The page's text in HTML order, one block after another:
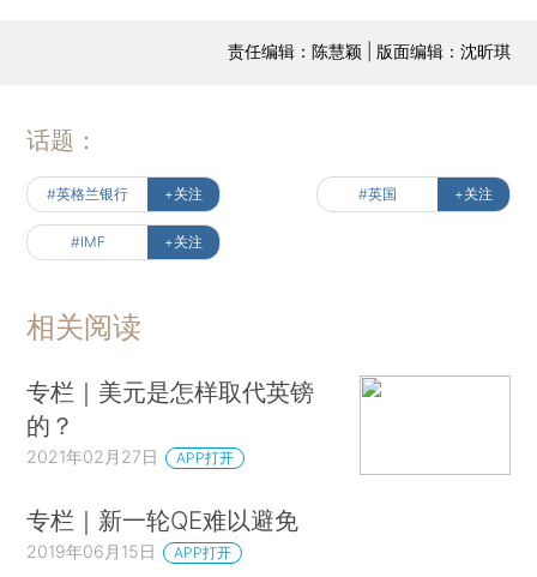
责任编辑：陈慧颖 | 版面编辑：沈昕琪
话题：
#英格兰银行 +关注 #英国 +关注
#IMF +关注
相关阅读
专栏｜美元是怎样取代英镑
的？
2021年02月27日 APP打开
专栏｜新一轮QE难以避免
2019年06月15日 APP打开